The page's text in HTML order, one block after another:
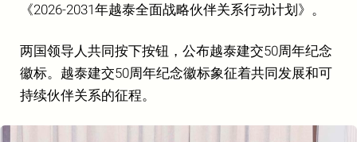
《2026-2031年越泰全面战略伙伴关系行动计划》。
两国领导人共同按下按钮，公布越泰建交50周年纪念
徽标。越泰建交50周年纪念徽标象征着共同发展和可
持续伙伴关系的征程。